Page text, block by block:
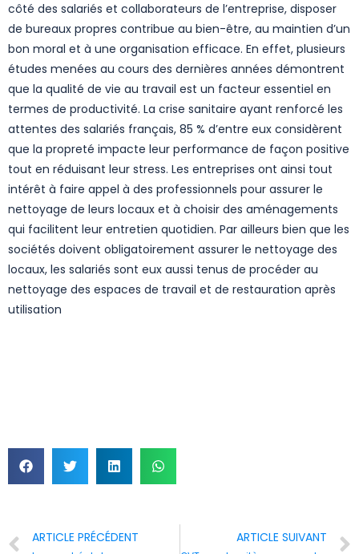
côté des salariés et collaborateurs de l’entreprise, disposer
de bureaux propres contribue au bien-être, au maintien d’un
bon moral et à une organisation efficace. En effet, plusieurs
études menées au cours des dernières années démontrent
que la qualité de vie au travail est un facteur essentiel en
termes de productivité. La crise sanitaire ayant renforcé les
attentes des salariés français, 85 % d’entre eux considèrent
que la propreté impacte leur performance de façon positive
tout en réduisant leur stress. Les entreprises ont ainsi tout
intérêt à faire appel à des professionnels pour assurer le
nettoyage de leurs locaux et à choisir des aménagements
qui facilitent leur entretien quotidien. Par ailleurs bien que les
sociétés doivent obligatoirement assurer le nettoyage des
locaux, les salariés sont eux aussi tenus de procéder au
nettoyage des espaces de travail et de restauration après
utilisation
ARTICLE PRÉCÉDENT ARTICLE SUIVANT